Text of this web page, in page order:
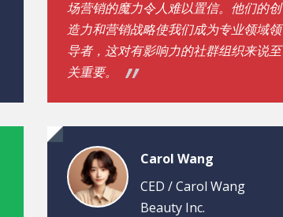
场营销的魔力令人难以置信。他们的创
造力和营销战略使我们成为专业领域领
导者，这对有影响力的社群组织来说至
关重要。
Carol Wang
CED / Carol Wang
Beauty Inc.